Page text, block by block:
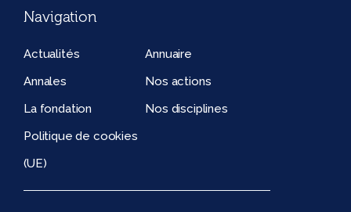
Navigation
Actualités
Annuaire
Annales
Nos actions
La fondation
Nos disciplines
Politique de cookies
(UE)